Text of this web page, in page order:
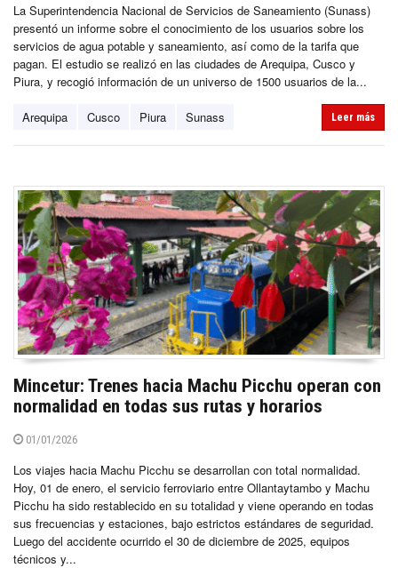
La Superintendencia Nacional de Servicios de Saneamiento (Sunass)
presentó un informe sobre el conocimiento de los usuarios sobre los
servicios de agua potable y saneamiento, así como de la tarifa que
pagan. El estudio se realizó en las ciudades de Arequipa, Cusco y
Piura, y recogió información de un universo de 1500 usuarios de la...
Arequipa Cusco Piura Sunass Leer más
Mincetur: Trenes hacia Machu Picchu operan con
normalidad en todas sus rutas y horarios
01/01/2026
Los viajes hacia Machu Picchu se desarrollan con total normalidad.
Hoy, 01 de enero, el servicio ferroviario entre Ollantaytambo y Machu
Picchu ha sido restablecido en su totalidad y viene operando en todas
sus frecuencias y estaciones, bajo estrictos estándares de seguridad.
Luego del accidente ocurrido el 30 de diciembre de 2025, equipos
técnicos y...